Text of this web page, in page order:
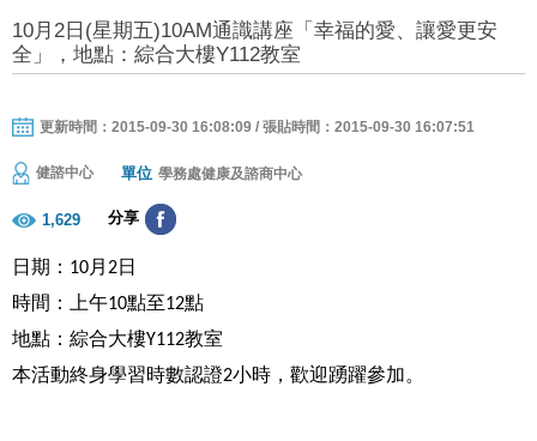
10月2日(星期五)10AM通識講座「幸福的愛、讓愛更安
全」，地點：綜合大樓Y112教室
更新時間：2015-09-30 16:08:09 / 張貼時間：2015-09-30 16:07:51
健諮中心 單位 學務處健康及諮商中心
1,629 分享
日期： 10月 2日
時間：上午10點至12點
地點：綜合大樓Y112教室
本活動終身學習時數認證2小時，歡迎踴躍參加。